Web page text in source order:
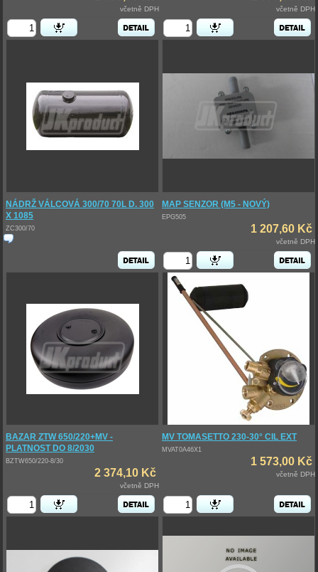
včetně DPH včetně DPH
NÁDRŽ VÁLCOVÁ 300/70 70L D. 300
X 1085
ZC300/70
MAP SENZOR (M5 - NOVÝ)
EPG505
1 207,60 Kč
včetně DPH
BAZAR ZTW 650/220+MV -
PLATNOST DO 8/2030
BZTW650/220-8/30
2 374,10 Kč
včetně DPH
MV TOMASETTO 230-30° CIL EXT
MVAT0A46X1
1 573,00 Kč
včetně DPH